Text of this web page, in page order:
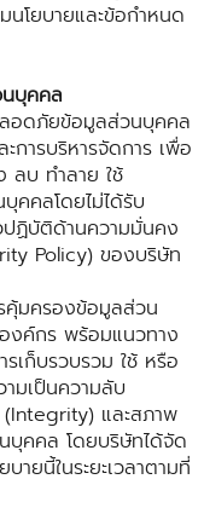
โยบายและข้อกำหนด
บุคคล
ลอดภัยข้อมูลส่วนบุคคล
การบริหารจัดการ เพื่อ
ลบ ทำลาย ใช้
คคลโดยไม่ได้รับ
ฏิบัติด้านความมั่นคง
Policy) ของบริษัท
คุ้มครองข้อมูลส่วน
งค์กร พร้อมแนวทาง
เก็บรวบรวม ใช้ หรือ
มเป็นความลับ
และสภาพ
บุคคล โดยบริษัทได้จัด
ายนี้ในระยะเวลาตามที่